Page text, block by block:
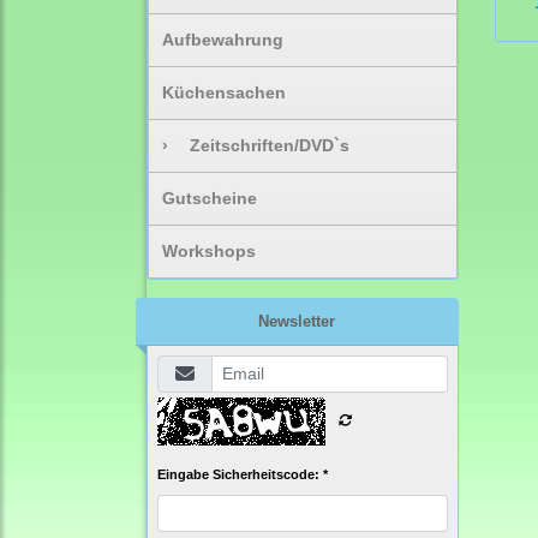
Aufbewahrung
Küchensachen
› Zeitschriften/DVD`s
Gutscheine
Workshops
Newsletter
Eingabe Sicherheitscode: *